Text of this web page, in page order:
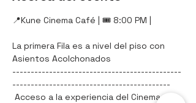
📍Kune Cinema Café | 🎟️ 8:00 PM |
La primera Fila es a nivel del piso con
Asientos Acolchonados
----------------------------------------------
-------------------------------------------
Acceso a la experiencia del Cinema